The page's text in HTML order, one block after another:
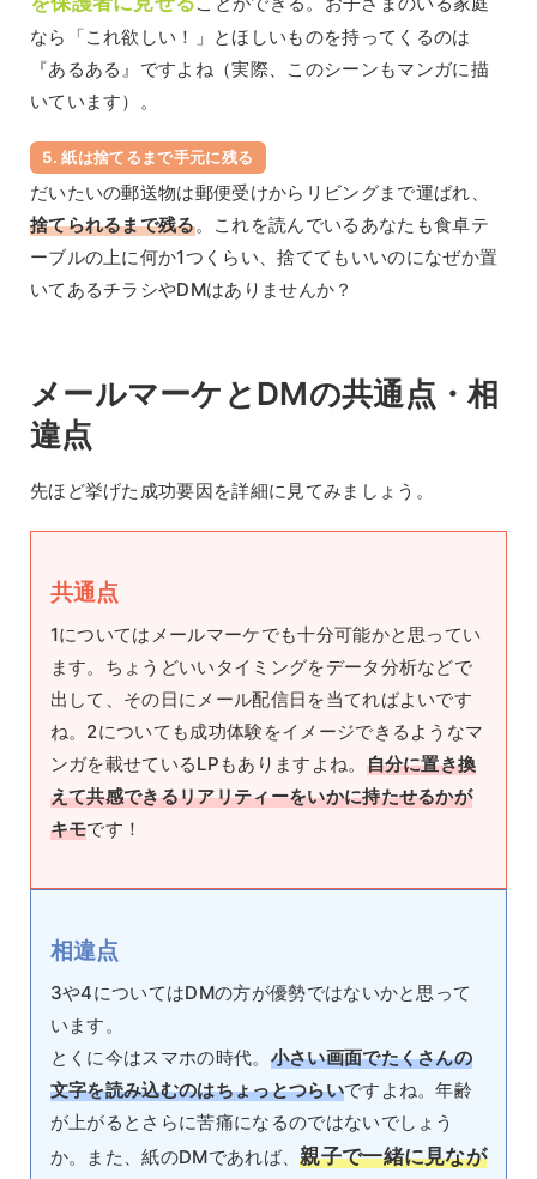
なら「これ欲しい！」とほしいものを持ってくるのは
『あるある』ですよね（実際、このシーンもマンガに描
いています）。
5. 紙は捨てるまで手元に残る
だいたいの郵送物は郵便受けからリビングまで運ばれ、
捨てられるまで残る。これを読んでいるあなたも食卓テ
ーブルの上に何か1つくらい、捨ててもいいのになぜか置
いてあるチラシやDMはありませんか？
メールマーケとDMの共通点・相
違点
先ほど挙げた成功要因を詳細に見てみましょう。
共通点
1についてはメールマーケでも十分可能かと思ってい
ます。ちょうどいいタイミングをデータ分析などで
出して、その日にメール配信日を当てればよいです
ね。2についても成功体験をイメージできるようなマ
ンガを載せているLPもありますよね。 自分に置き換
えて共感できるリアリティーをいかに持たせるかが
キモです！
相違点
3や4についてはDMの方が優勢ではないかと思って
います。
とくに今はスマホの時代。 小さい画面でたくさんの
文字を読み込むのはちょっとつらいですよね。年齢
が上がるとさらに苦痛になるのではないでしょう
か。また、紙のDMであれば、親子で一緒に見なが